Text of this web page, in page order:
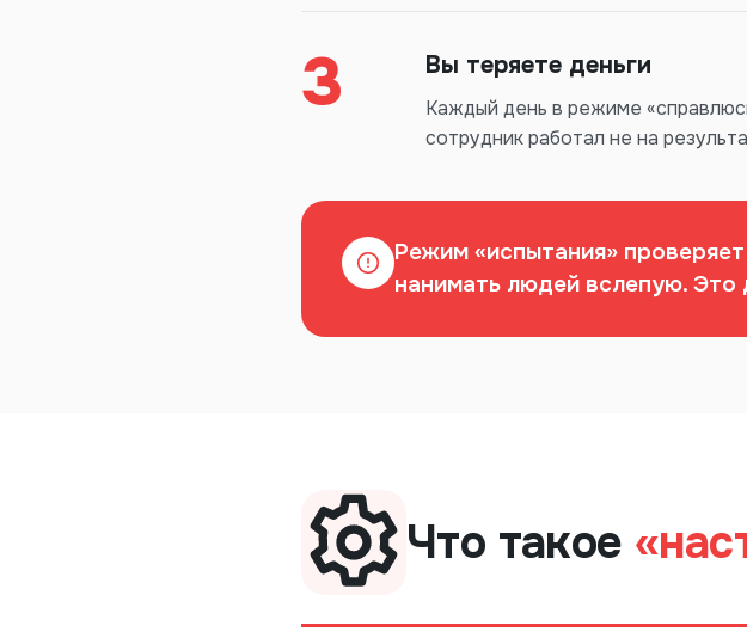
3 Вы теряете деньги
Каждый день в режиме
сотрудник работал не на
Режим «испытания»
нанимать людей вслепую. Это
Что такое